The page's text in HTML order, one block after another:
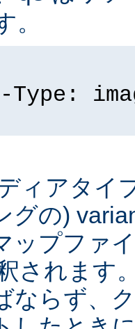
。
Type:
ィアタイ
グの)
ップファ
されます
ならず、